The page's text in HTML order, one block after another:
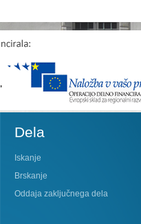
Dela
Iskanje
Brskanje
Oddaja zaključnega dela